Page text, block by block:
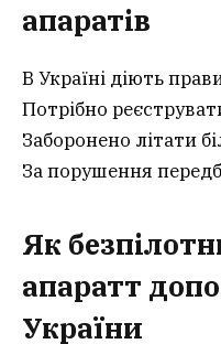
апаратів
В Україні діють
Потрібно
Заборонено літати
За порушення
Як
апаратт
України